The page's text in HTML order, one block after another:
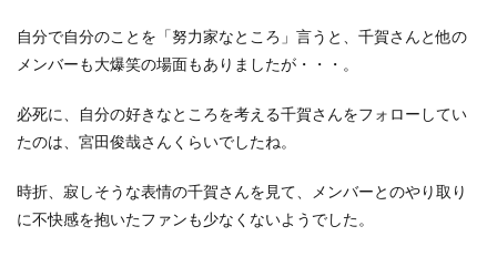
自分で自分のことを「努力家なところ」言うと、千賀さんと他の
メンバーも大爆笑の場面もありましたが・・・。
必死に、自分の好きなところを考える千賀さんをフォローしてい
たのは、宮田俊哉さんくらいでしたね。
時折、寂しそうな表情の千賀さんを見て、メンバーとのやり取り
に不快感を抱いたファンも少なくないようでした。